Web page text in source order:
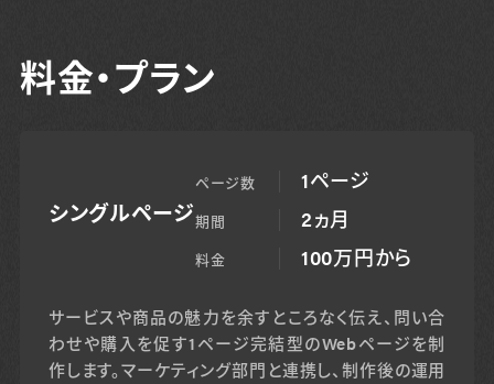
料金・プラン
シングルページ
ページ数 1ページ
期間 2ヵ月
料金 100万円から
サービスや商品の魅力を余すところなく伝え、問い合
わせや購入を促す1ページ完結型のWebページを制
作します。マーケティング部門と連携し、制作後の運用